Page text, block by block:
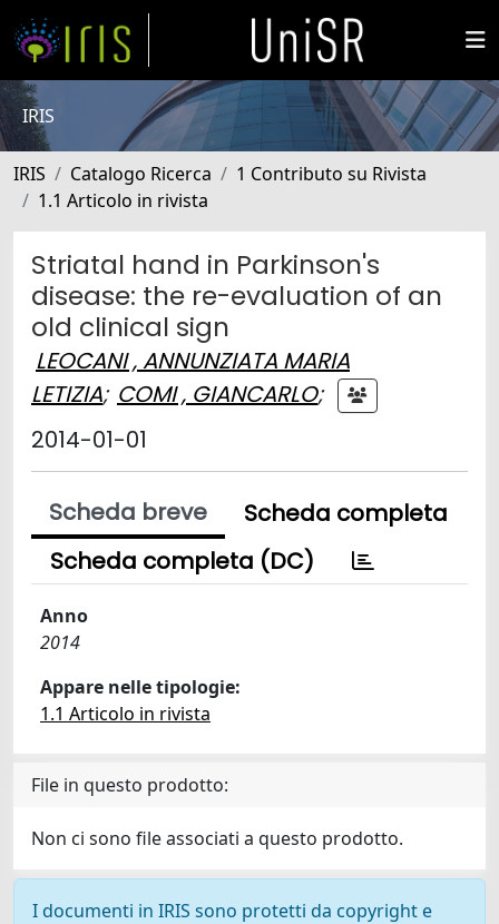
IRIS
IRIS Catalogo Ricerca
1 Contributo su Rivista
1.1 Articolo in rivista
Striatal hand in Parkinson's
disease: the re-evaluation of an
old clinical sign
LEOCANI , ANNUNZIATA MARIA
LETIZIA; COMI , GIANCARLO;
2014-01-01
Scheda breve
Scheda completa
Scheda completa (DC)
Anno
2014
Appare nelle tipologie:
1.1 Articolo in rivista
File in questo prodotto:
Non ci sono file associati a questo prodotto.
I documenti in IRIS sono protetti da copyright e